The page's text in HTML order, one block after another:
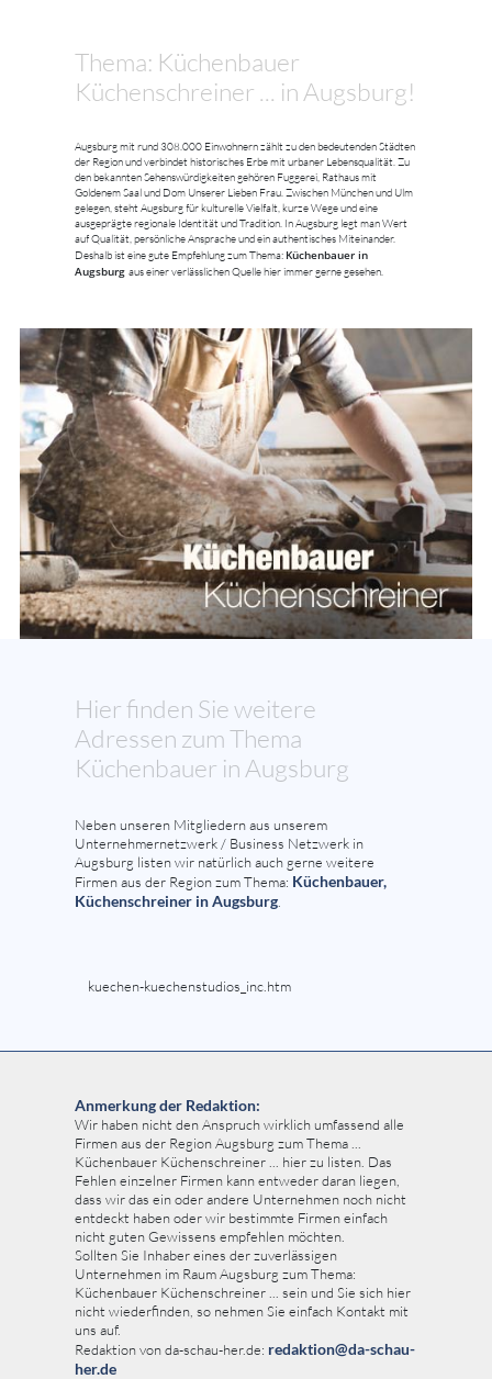
Thema: Küchenbauer
Küchenschreiner ... in Augsburg!
Augsburg mit rund 308.000 Einwohnern zählt zu den bedeutenden Städten
der Region und verbindet historisches Erbe mit urbaner Lebensqualität. Zu
den bekannten Sehenswürdigkeiten gehören Fuggerei, Rathaus mit
Goldenem Saal und Dom Unserer Lieben Frau. Zwischen München und Ulm
gelegen, steht Augsburg für kulturelle Vielfalt, kurze Wege und eine
ausgeprägte regionale Identität und Tradition. In Augsburg legt man Wert
auf Qualität, persönliche Ansprache und ein authentisches Miteinander.
Deshalb ist eine gute Empfehlung zum Thema: Küchenbauer in
Augsburg aus einer verlässlichen Quelle hier immer gerne gesehen.
Hier finden Sie weitere
Adressen zum Thema
Küchenbauer in Augsburg
Neben unseren Mitgliedern aus unserem
Unternehmernetzwerk / Business Netzwerk in
Augsburg listen wir natürlich auch gerne weitere
Firmen aus der Region zum Thema: Küchenbauer,
Küchenschreiner in Augsburg
kuechen-kuechenstudios_inc.htm
Anmerkung der Redaktion:
Wir haben nicht den Anspruch wirklich umfassend alle
Firmen aus der Region Augsburg zum Thema ...
Küchenbauer Küchenschreiner ... hier zu listen. Das
Fehlen einzelner Firmen kann entweder daran liegen,
dass wir das ein oder andere Unternehmen noch nicht
entdeckt haben oder wir bestimmte Firmen einfach
nicht guten Gewissens empfehlen möchten.
Sollten Sie Inhaber eines der zuverlässigen
Unternehmen im Raum Augsburg zum Thema:
Küchenbauer Küchenschreiner ... sein und Sie sich hier
nicht wiederfinden, so nehmen Sie einfach Kontakt mit
uns auf.
Redaktion von da-schau-her.de: redaktion@da-schau-
her.de